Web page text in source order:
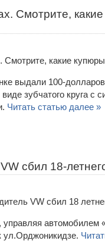
Смотрите,
выдали 100-
зубчатого круга с
Читать статью далее »
сбил 18-
автомобилем
ул.Орджоникидзе.